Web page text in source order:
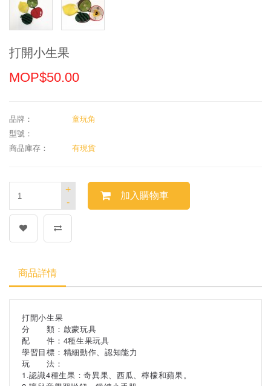
打開小生果
MOP$50.00
品牌：
童玩角
型號：
商品庫存：
有現貨
-
+
加入購物車
商品詳情
打開小生果
分 類：啟蒙玩具
配 件：4種生果玩具
學習目標：精細動作、認知能力
玩 法：
1.認識4種生果：奇異果、西瓜、檸檬和蘋果。